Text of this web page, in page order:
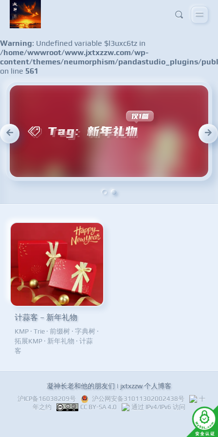
Warning: Undefined variable $l3uxc6tz in
/home/wwwroot/www.jxtxzzw.com/wp-
content/themes/neumorphism/pandastudio_plugins/
on line 561
计蒜客 – 新年礼物
KMP · Trie · 前缀树 · 字典树 ·
拓展KMP · 新年礼物 · 计蒜
客
凝神长老和他的朋友们 | jxtxzzw 个人博客
沪ICP备16038209号 沪公网安备31011302002438号
十
年之约
CC BY-SA 4.0 通过 IPv4/IPv6 访问